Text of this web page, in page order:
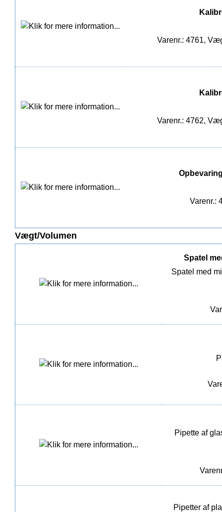
Varenr.: 4761,
Varenr.: 4762,
Varenr.:
Vægt/Volumen
Spatel
Spatel med
Pipette af
Pipetter af